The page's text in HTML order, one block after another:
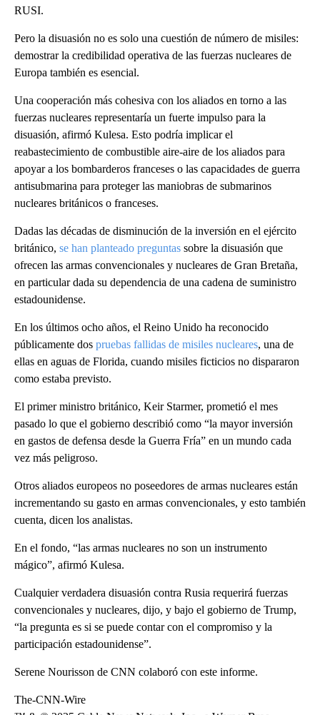
RUSI.
Pero la disuasión no es solo una cuestión de número de misiles:
demostrar la credibilidad operativa de las fuerzas nucleares de
Europa también es esencial.
Una cooperación más cohesiva con los aliados en torno a las
fuerzas nucleares representaría un fuerte impulso para la
disuasión, afirmó Kulesa. Esto podría implicar el
reabastecimiento de combustible aire-aire de los aliados para
apoyar a los bombarderos franceses o las capacidades de guerra
antisubmarina para proteger las maniobras de submarinos
nucleares británicos o franceses.
Dadas las décadas de disminución de la inversión en el ejército
británico, se han planteado preguntas sobre la disuasión que
ofrecen las armas convencionales y nucleares de Gran Bretaña,
en particular dada su dependencia de una cadena de suministro
estadounidense.
En los últimos ocho años, el Reino Unido ha reconocido
públicamente dos pruebas fallidas de misiles nucleares, una de
ellas en aguas de Florida, cuando misiles ficticios no dispararon
como estaba previsto.
El primer ministro británico, Keir Starmer, prometió el mes
pasado lo que el gobierno describió como “la mayor inversión
en gastos de defensa desde la Guerra Fría” en un mundo cada
vez más peligroso.
Otros aliados europeos no poseedores de armas nucleares están
incrementando su gasto en armas convencionales, y esto también
cuenta, dicen los analistas.
En el fondo, “las armas nucleares no son un instrumento
mágico”, afirmó Kulesa.
Cualquier verdadera disuasión contra Rusia requerirá fuerzas
convencionales y nucleares, dijo, y bajo el gobierno de Trump,
“la pregunta es si se puede contar con el compromiso y la
participación estadounidense”.
Serene Nourisson de CNN colaboró ​​con este informe.
The-CNN-Wire